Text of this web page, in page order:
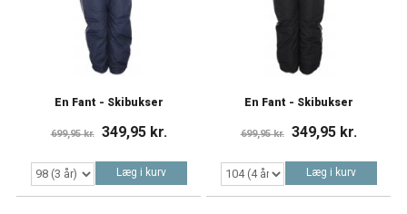
En Fant - Skibukser
699,95 kr. 349,95 kr.
Læg i kurv
En Fant - Skibukser
699,95 kr. 349,95 kr.
Læg i kurv